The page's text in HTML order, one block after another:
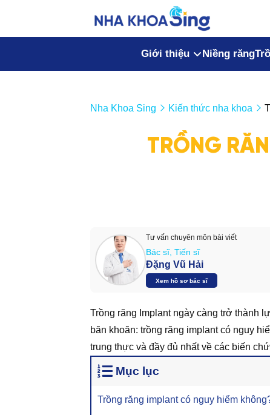
Giới thiệu Niềng răng
Nha Khoa Sing Kiến thức nha khoa
TRỒNG
Tư vấn chuyên môn bài viết
Bác sĩ, Tiến sĩ
Đặng Vũ Hải
Xem hồ sơ bác sĩ
Trồng răng Implant ngày càng trở thành
băn khoăn: trồng răng implant có nguy
trung thực và đầy đủ nhất về các biến
Mục lục
Trồng răng implant có nguy hiểm